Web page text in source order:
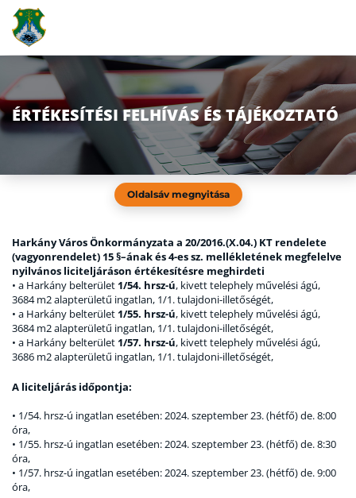
ÉRTÉKESÍTÉSI FELHÍVÁS ÉS TÁJÉKOZTATÓ
Oldalsáv megnyitása
Harkány Város Önkormányzata a 20/2016.(X.04.) KT rendelete
(vagyonrendelet) 15 §–ának és 4-es sz. mellékletének megfelelve
nyilvános liciteljáráson értékesítésre meghirdeti
• a Harkány belterület 1/54. hrsz-ú, kivett telephely művelési ágú,
3684 m2 alapterületű ingatlan, 1/1. tulajdoni-illetőségét,
• a Harkány belterület 1/55. hrsz-ú, kivett telephely művelési ágú,
3684 m2 alapterületű ingatlan, 1/1. tulajdoni-illetőségét,
• a Harkány belterület 1/57. hrsz-ú, kivett telephely művelési ágú,
3686 m2 alapterületű ingatlan, 1/1. tulajdoni-illetőségét,
A liciteljárás időpontja:
• 1/54. hrsz-ú ingatlan esetében: 2024. szeptember 23. (hétfő) de. 8:00
óra,
• 1/55. hrsz-ú ingatlan esetében: 2024. szeptember 23. (hétfő) de. 8:30
óra,
• 1/57. hrsz-ú ingatlan esetében: 2024. szeptember 23. (hétfő) de. 9:00
óra,